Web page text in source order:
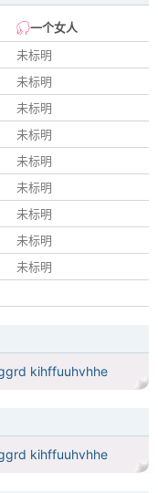
一个女人
未标明
未标明
未标明
未标明
未标明
未标明
未标明
未标明
未标明
kihffuuhvhhe
kihffuuhvhhe